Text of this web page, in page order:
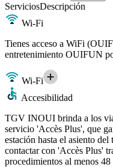
ServiciosDescripción
Wi-Fi
Tienes acceso a WiFi
entretenimiento OUIFUN
Wi-Fi
Accesibilidad
TGV INOUI brinda a los
servicio 'Accès Plus', que
estación hasta el asiento del
contactar con 'Accès Plus'
procedimientos al menos